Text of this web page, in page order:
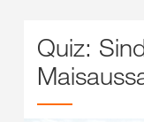
Quiz: